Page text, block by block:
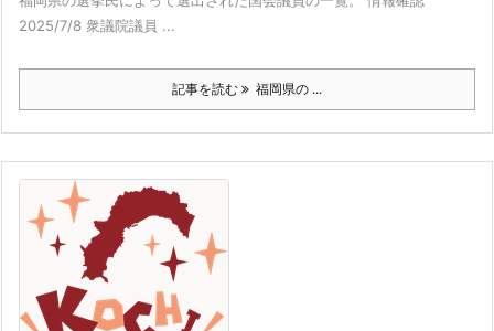
2025/7/8 衆議院議員 ...
記事を読む 福岡県の ...